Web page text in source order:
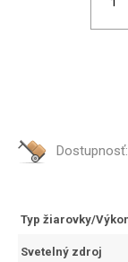
Dostupnosť:
Typ žiarovky/
Svetelný zdroj